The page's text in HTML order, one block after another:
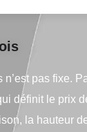
n’est pas fixe.
définit le prix
la hauteur